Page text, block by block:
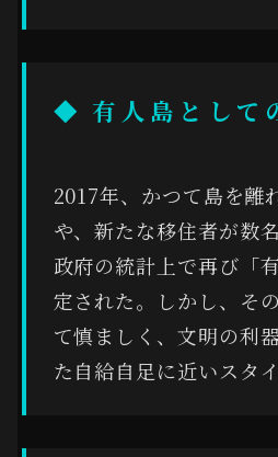
◆ 有人島として
2017年、かつて島を離
や、新たな移住者が数
政府の統計上で再び「
定された。しかし、そ
て慎ましく、文明の利
た自給自足に近いスタ